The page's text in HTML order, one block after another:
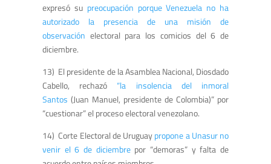
expresó su preocupación porque Venezuela no ha
autorizado la presencia de una misión de
observación electoral para los comicios del 6 de
diciembre.
13) El presidente de la Asamblea Nacional, Diosdado
Cabello, rechazó “la insolencia del inmoral
Santos (Juan Manuel, presidente de Colombia)” por
“cuestionar” el proceso electoral venezolano.
14) Corte Electoral de Uruguaypropone a Unasur no
venir el 6 de diciembrepor “demoras” y falta de